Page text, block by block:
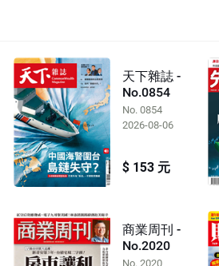
天下雜誌 -
No.0854
No. 0854
2026-08-06
$ 153 元
商業周刊 -
No.2020
No. 2020